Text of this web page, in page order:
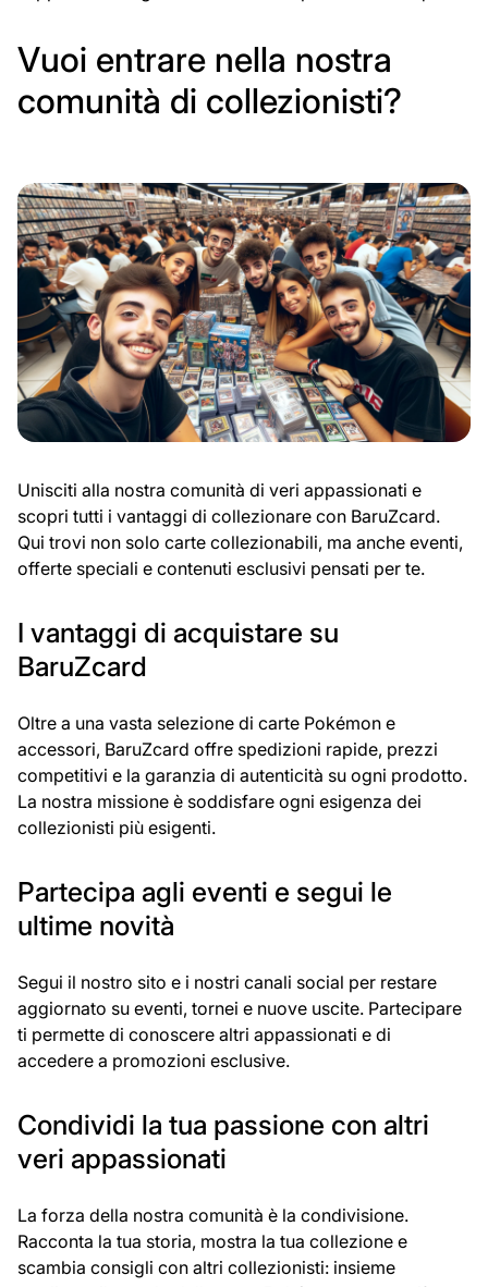
Vuoi entrare nella nostra
comunità di collezionisti?
Unisciti alla nostra comunità di veri appassionati e
scopri tutti i vantaggi di collezionare con BaruZcard.
Qui trovi non solo carte collezionabili, ma anche eventi,
offerte speciali e contenuti esclusivi pensati per te.
I vantaggi di acquistare su
BaruZcard
Oltre a una vasta selezione di carte Pokémon e
accessori, BaruZcard offre spedizioni rapide, prezzi
competitivi e la garanzia di autenticità su ogni prodotto.
La nostra missione è soddisfare ogni esigenza dei
collezionisti più esigenti.
Partecipa agli eventi e segui le
ultime novità
Segui il nostro sito e i nostri canali social per restare
aggiornato su eventi, tornei e nuove uscite. Partecipare
ti permette di conoscere altri appassionati e di
accedere a promozioni esclusive.
Condividi la tua passione con altri
veri appassionati
La forza della nostra comunità è la condivisione.
Racconta la tua storia, mostra la tua collezione e
scambia consigli con altri collezionisti: insieme